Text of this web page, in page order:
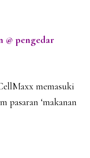
@ pengedar
memasuki
pasaran ‘makanan